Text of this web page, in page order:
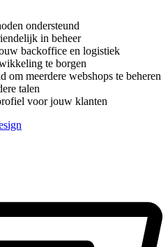
ondersteund
in beheer
backoffice en logistiek
te borgen
om meerdere webshops te beheren
talen
voor jouw klanten